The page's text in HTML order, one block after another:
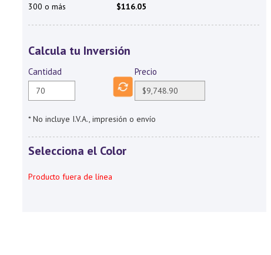
300 o más
$116.05
Calcula tu Inversión
Cantidad Precio
* No incluye I.V.A., impresión o envío
Selecciona el Color
Producto fuera de línea